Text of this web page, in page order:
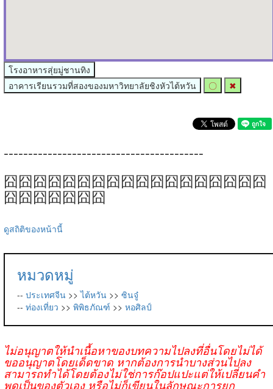
โรงอาหารสุ่ยมู่ชานทิง
อาคารเรียนรวมที่สองของมหาวิทยาลัยชิงหัวไต้หวัน
〇 ✖
-----------------------------------------
囧囧囧囧囧囧囧囧囧囧囧囧囧囧囧囧囧囧
囧囧囧囧囧囧囧
ดูสถิติของหน้านี้
หมวดหมู่
-- ประเทศจีน >>ไต้หวัน >> ซินจู๋
-- ท่องเที่ยว >> พิพิธภัณฑ์ >> หอศิลป์
ไม่อนุญาตให้นำเนื้อหาของบทความไปลงที่อื่นโดยไม่ได้
ขออนุญาตโดยเด็ดขาด หากต้องการนำบางส่วนไปลง
สามารถทำได้โดยต้องไม่ใช่การก๊อปแปะแต่ให้เปลี่ยนคำ
พูดเป็นของตัวเอง หรือไม่ก็เขียนในลักษณะการยก